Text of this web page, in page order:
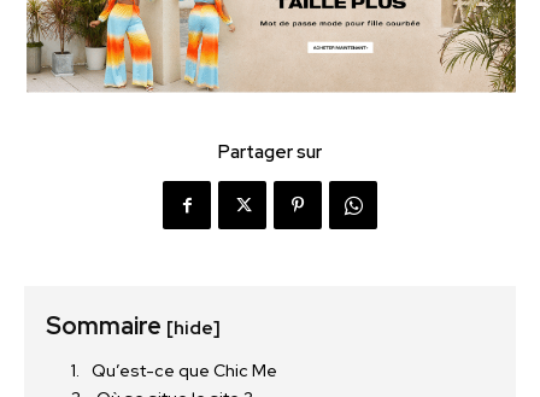
Partager sur
Sommaire [hide]
Qu’est-ce que Chic Me